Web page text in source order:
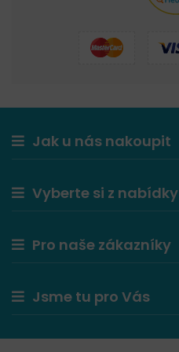
Jak u nás nakoupit
Vyberte si z nabídky
Pro naše zákazníky
Jsme tu pro Vás